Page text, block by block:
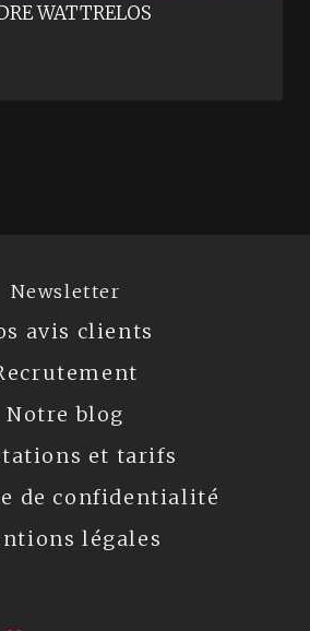
WATTRELOS
Newsletter
avis clients
Notre blog
et tarifs
de confidentialité
légales